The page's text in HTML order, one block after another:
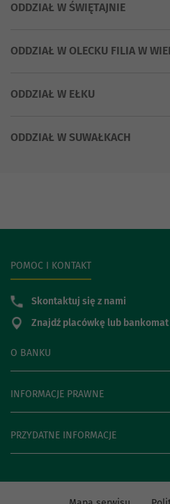
ODDZIAŁ W ŚWIĘTAJNIE
ODDZIAŁ W OLECKU FILIA W
ODDZIAŁ W EŁKU
ODDZIAŁ W SUWAŁKACH
O BANKU
INFORMACJE PRAWNE
PRZYDATNE INFORMACJE
POMOC I KONTAKT
Skontaktuj się z nami
Znajdź placówkę lub bankomat